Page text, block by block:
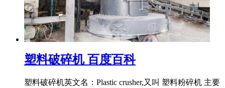
塑料破碎机 百度百科
塑料破碎机英文名：Plastic crusher,又叫 塑料粉碎机 主要